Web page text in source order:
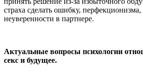
страха сделать ошибку,
неуверенности в партнере.
Актуальные вопросы психологии
секс и будущее.